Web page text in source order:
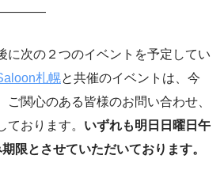
に次の２つのイベントを予定してい
札幌と共催のイベントは、今
ご関心のある皆様のお問い合わせ、
ております。 いずれも明日日曜日午
限とさせていただいております。